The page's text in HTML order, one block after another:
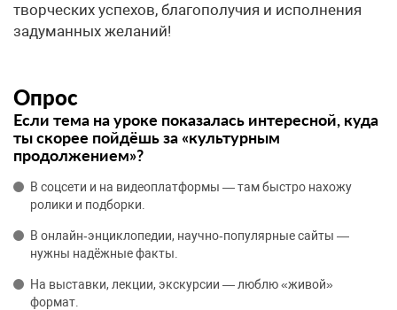
творческих успехов, благополучия и исполнения
задуманных желаний!
Опрос
Если тема на уроке показалась интересной, куда
ты скорее пойдёшь за «культурным
продолжением»?
В соцсети и на видеоплатформы — там быстро нахожу
ролики и подборки.
В онлайн‑энциклопедии, научно‑популярные сайты —
нужны надёжные факты.
На выставки, лекции, экскурсии — люблю «живой»
формат.